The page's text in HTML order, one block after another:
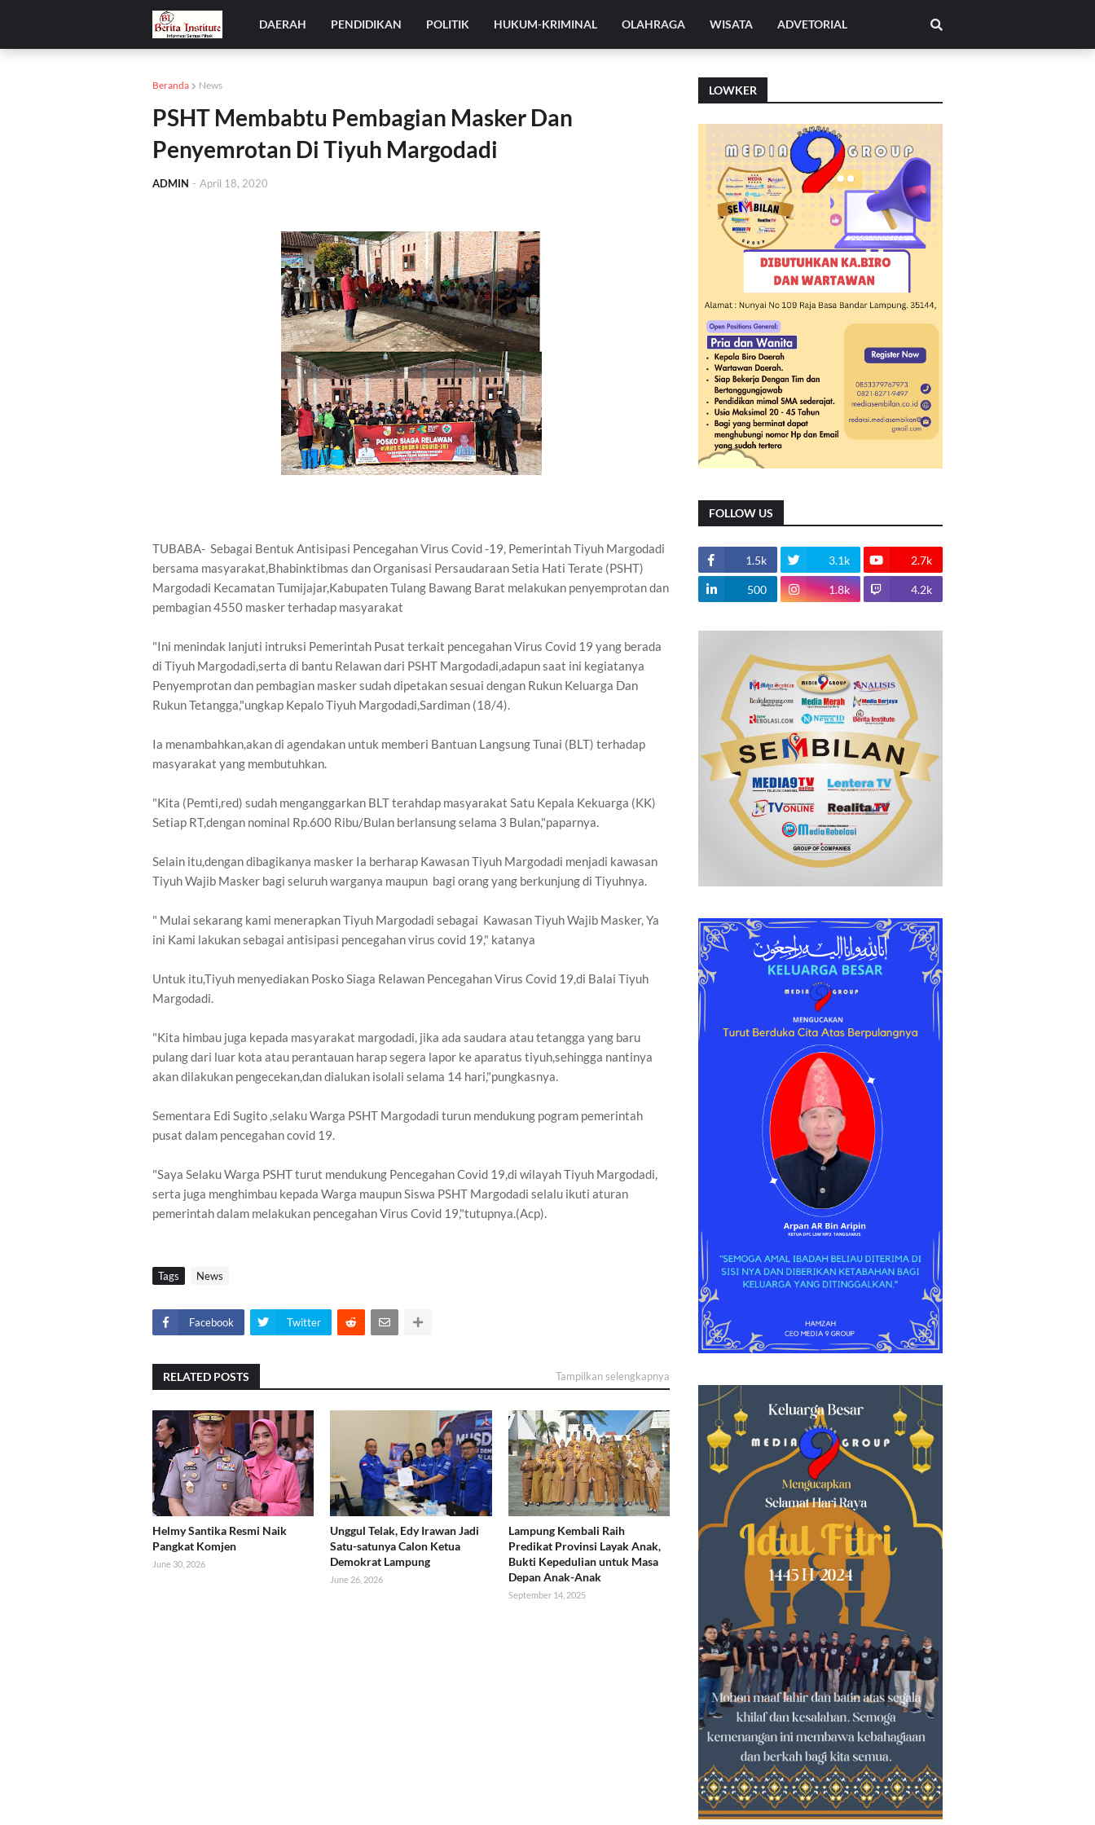
DAERAH PENDIDIKAN POLITIK HUKUM-KRIMINAL OLAHRAGA WISATA ADVETORIAL
Beranda News
PSHT Membabtu Pembagian Masker Dan
Penyemrotan Di Tiyuh Margodadi
ADMIN - April 18, 2020
TUBABA- Sebagai Bentuk Antisipasi Pencegahan Virus Covid -19, Pemerintah Tiyuh Margodadi
bersama masyarakat,Bhabinktibmas dan Organisasi Persaudaraan Setia Hati Terate (PSHT)
Margodadi Kecamatan Tumijajar,Kabupaten Tulang Bawang Barat melakukan penyemprotan dan
pembagian 4550 masker terhadap masyarakat
"Ini menindak lanjuti intruksi Pemerintah Pusat terkait pencegahan Virus Covid 19 yang berada
di Tiyuh Margodadi,serta di bantu Relawan dari PSHT Margodadi,adapun saat ini kegiatanya
Penyemprotan dan pembagian masker sudah dipetakan sesuai dengan Rukun Keluarga Dan
Rukun Tetangga,"ungkap Kepalo Tiyuh Margodadi,Sardiman (18/4).
Ia menambahkan,akan di agendakan untuk memberi Bantuan Langsung Tunai (BLT) terhadap
masyarakat yang membutuhkan.
"Kita (Pemti,red) sudah menganggarkan BLT terahdap masyarakat Satu Kepala Kekuarga (KK)
Setiap RT,dengan nominal Rp.600 Ribu/Bulan berlansung selama 3 Bulan,"paparnya.
Selain itu,dengan dibagikanya masker Ia berharap Kawasan Tiyuh Margodadi menjadi kawasan
Tiyuh Wajib Masker bagi seluruh warganya maupun bagi orang yang berkunjung di Tiyuhnya.
" Mulai sekarang kami menerapkan Tiyuh Margodadi sebagai Kawasan Tiyuh Wajib Masker, Ya
ini Kami lakukan sebagai antisipasi pencegahan virus covid 19," katanya
Untuk itu,Tiyuh menyediakan Posko Siaga Relawan Pencegahan Virus Covid 19,di Balai Tiyuh
Margodadi.
"Kita himbau juga kepada masyarakat margodadi, jika ada saudara atau tetangga yang baru
pulang dari luar kota atau perantauan harap segera lapor ke aparatus tiyuh,sehingga nantinya
akan dilakukan pengecekan,dan dialukan isolali selama 14 hari,"pungkasnya.
Sementara Edi Sugito ,selaku Warga PSHT Margodadi turun mendukung pogram pemerintah
pusat dalam pencegahan covid 19.
"Saya Selaku Warga PSHT turut mendukung Pencegahan Covid 19,di wilayah Tiyuh Margodadi,
serta juga menghimbau kepada Warga maupun Siswa PSHT Margodadi selalu ikuti aturan
pemerintah dalam melakukan pencegahan Virus Covid 19,"tutupnya.(Acp).
Tags News
Facebook Twitter
RELATED POSTS Tampilkan selengkapnya
Helmy Santika Resmi Naik
Pangkat Komjen
June 30, 2026
Unggul Telak, Edy Irawan Jadi
Satu-satunya Calon Ketua
Demokrat Lampung
June 26, 2026
Lampung Kembali Raih
Predikat Provinsi Layak Anak,
Bukti Kepedulian untuk Masa
Depan Anak-Anak
September 14, 2025
LOWKER
FOLLOW US
1.5k 3.1k 2.7k
500 1.8k 4.2k